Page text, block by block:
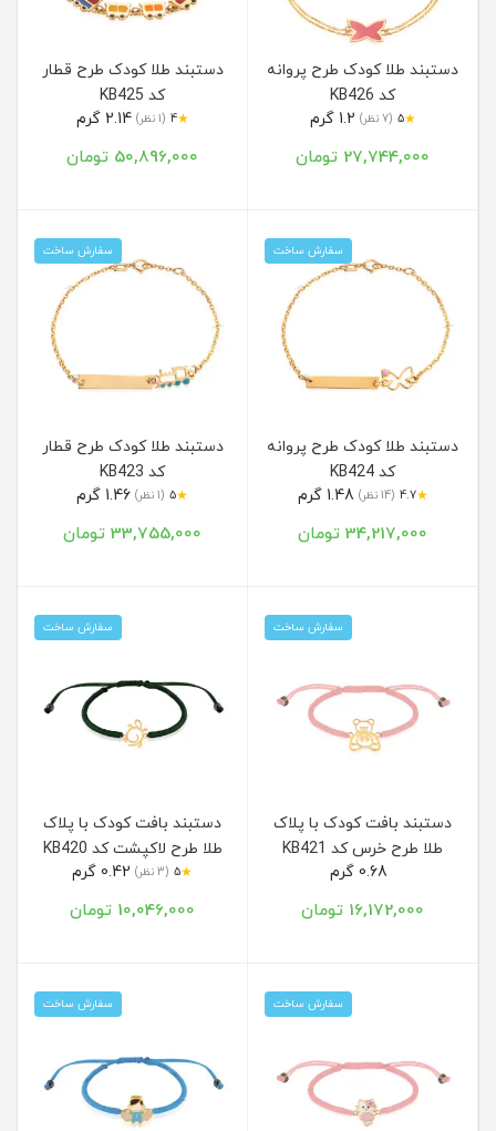
دستبند طلا کودک طرح پروانه
کد KB426
★
5 (7 نظر)
27,744,000 تومان
دستبند طلا کودک طرح قطار
کد KB425
★
4 (1 نظر) 2.14 گرم
50,896,000 تومان
سفارش ساخت
دستبند طلا کودک طرح پروانه
کد KB424
★
4.7 (14 نظر)
34,217,000 تومان
سفارش ساخت
دستبند طلا کودک طرح قطار
کد KB423
★
5 (1 نظر)
33,755,000 تومان
سفارش ساخت
دستبند بافت کودک با پلاک
طلا طرح خرس کد KB421
16,172,000 تومان
سفارش ساخت
دستبند بافت کودک با پلاک
طلا طرح لاکپشت کد KB420
★
5 (3 نظر)
10,046,000 تومان
سفارش ساخت سفارش ساخت